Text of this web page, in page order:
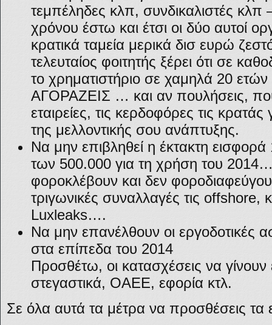
τεμπέληδες κλπ, συνδικαλιστές κλπ
χρόνου έστω και έτσι οι δύο αυτοί
κρατικά ταμεία μερικά δισ ευρώ
τελευταίος φοιτητής ξέρει ότι σε
το χρηματιστήριο σε χαμηλά 20
ΑΓΟΡΑΖΕΙΣ … και αν πουλήσεις,
εταιρείες, τις κερδοφόρες τις
της μελλοντικής σου ανάπτυξης.
Να μην επιβληθεί η έκτακτη
των 500.000 για τη χρήση του
φοροκλέβουν και δεν
τριγωνικές συναλλαγές τις offshore,
Luxleaks….
Να μην επανέλθουν οι εργοδοτικές
στα επίπεδα του 2014
Προσθέτω, οι κατασχέσεις να
στεγαστικά, ΟΑΕΕ, εφορία κτλ.
Σε όλα αυτά τα μέτρα να προσθέσεις τα